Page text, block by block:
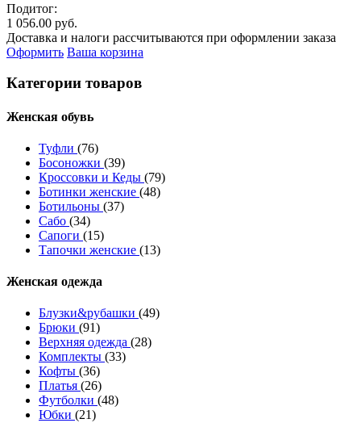
Подитог:
1 056.00 руб.
Доставка и налоги рассчитываются при оформлении заказа
Оформить Ваша корзина
Категории товаров
Женcкая обувь
Туфли (76)
Босоножки (39)
Кроссовки и Кеды (79)
Ботинки женские (48)
Ботильоны (37)
Сабо (34)
Сапоги (15)
Тапочки женские (13)
Женская одежда
Блузки&рубашки (49)
Брюки (91)
Верхняя одежда (28)
Комплекты (33)
Кофты (36)
Платья (26)
Футболки (48)
Юбки (21)